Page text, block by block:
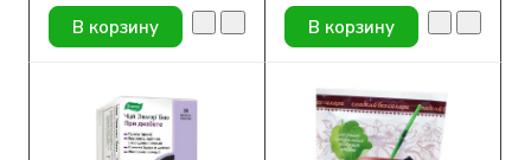
В корзину В корзину